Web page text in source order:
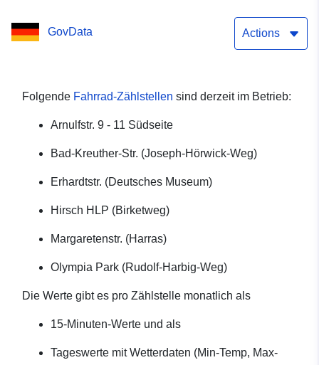
GovData Actions
Folgende Fahrrad-Zählstellen sind derzeit im Betrieb:
Arnulfstr. 9 - 11 Südseite
Bad-Kreuther-Str. (Joseph-Hörwick-Weg)
Erhardtstr. (Deutsches Museum)
Hirsch HLP (Birketweg)
Margaretenstr. (Harras)
Olympia Park (Rudolf-Harbig-Weg)
Die Werte gibt es pro Zählstelle monatlich als
15-Minuten-Werte und als
Tageswerte mit Wetterdaten (Min-Temp, Max-